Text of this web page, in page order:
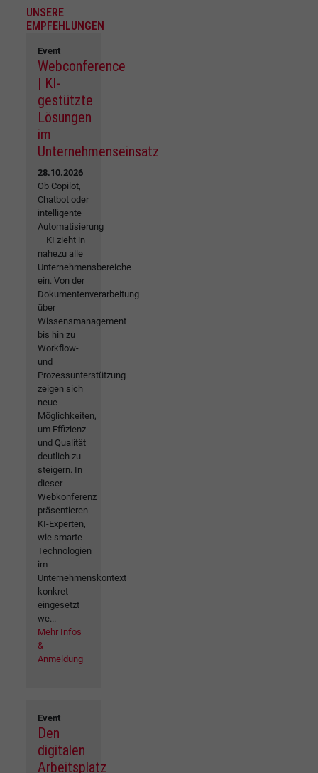
UNSERE
EMPFEHLUNGEN
Event
Webconference
| KI-
gestützte
Lösungen
im
Unternehmenseinsatz
28.10.2026
Ob Copilot,
Chatbot oder
intelligente
Automatisierung
– KI zieht in
nahezu alle
Unternehmensbereiche
ein. Von der
Dokumentenverarbeitung
über
Wissensmanagement
bis hin zu
Workflow-
und
Prozessunterstützung
zeigen sich
neue
Möglichkeiten,
um Effizienz
und Qualität
deutlich zu
steigern. In
dieser
Webkonferenz
präsentieren
KI-Experten,
wie smarte
Technologien
im
Unternehmenskontext
konkret
eingesetzt
we...
Mehr Infos
&
Anmeldung
Event
Den
digitalen
Arbeitsplatz